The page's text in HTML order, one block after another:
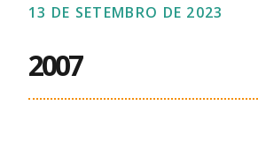
13 DE SETEMBRO DE 2023
2007